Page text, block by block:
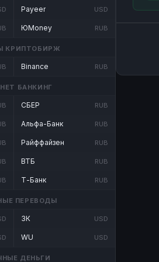
Payeer USD
ЮMoney RUB
КРИПТОБИРЖ
Binance RUB
БАНКИНГ
СБЕР RUB
Альфа-Банк RUB
Райффайзен RUB
ВТБ RUB
Т-Банк RUB
ПЕРЕВОДЫ
ЗК USD
WU USD
ДЕНЬГИ